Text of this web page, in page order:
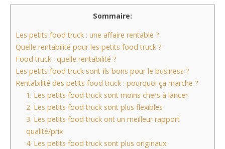
Sommaire:
Les petits food truck : une affaire rentable ?
Quelle rentabilité pour les petits food truck ?
Food truck : quelle rentabilité ?
Les petits food truck sont-ils bons pour le business ?
Rentabilité des petits food truck : pourquoi ça marche ?
1. Les petits food truck sont moins chers à lancer
2. Les petits food truck sont plus flexibles
3. Les petits food truck ont un meilleur rapport
qualité/prix
4. Les petits food truck sont plus originaux